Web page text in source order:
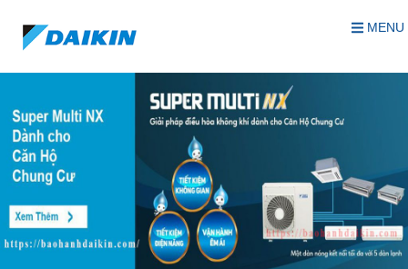
MENU